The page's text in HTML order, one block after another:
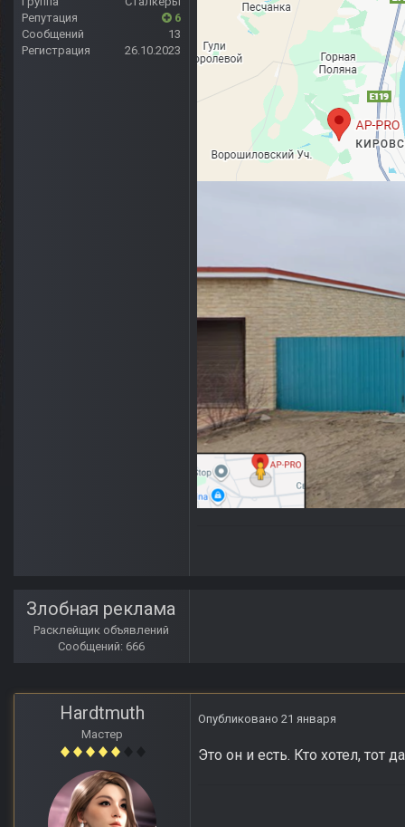
Репутация
6
Сообщений
13
Регистрация
26.10.2023
Злобная реклама
Расклейщик объявлений
Сообщений: 666
Hardtmuth
Мастер
Опубликовано 21 января
Это он и есть. Кто хотел, тот